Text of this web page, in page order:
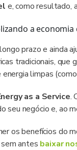
e, como resultado,
prazo e ainda
tradicionais,
limpas
as a Service.
negócio e, ao
os benefícios do
antes baixar